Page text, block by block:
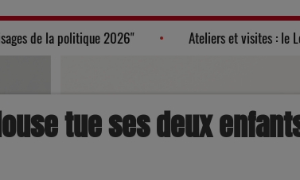
des "100 nouveaux visages de la politique 2026"
tue ses deux